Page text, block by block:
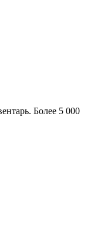
Более 5 000